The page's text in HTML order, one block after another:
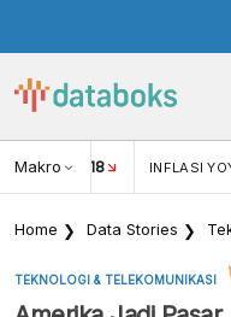
Makro
USD/IDR 18 INFLASI
Home Data Stories
TEKNOLOGI & TELEKOMUNIKASI